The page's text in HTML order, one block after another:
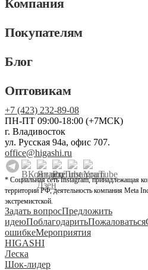
Компания
Покупателям
Блог
Оптовикам
+7 (423) 232-89-08
ПН-ПТ 09:00-18:00 (+7МСК)
г. Владивосток
ул. Русская 94а, офис 707.
office@higashi.ru
* Социальная сеть Instagram, принадлежащая
территории РФ, деятельность компания Meta
экстремистской.
Задать вопросПредложить
идеюПоблагодаритьПожаловаться
ошибкеМероприятия
HIGASHI
Леска
Шок-лидер